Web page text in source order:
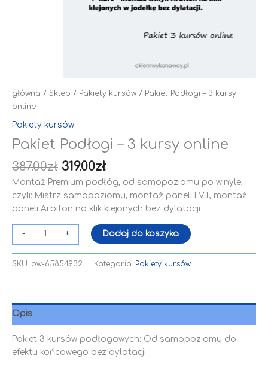
główna / Sklep / Pakiety kursów / Pakiet Podłogi – 3 kursy
online
Pakiety kursów
Pakiet Podłogi – 3 kursy online
387.00zł 319.00zł
Montaż Premium podłóg, od samopoziomu po winyle,
czyli: Mistrz samopoziomu, montaż paneli LVT, montaż
paneli Arbiton na klik klejonych bez dylatacji
- + Dodaj do koszyka
SKU: ow-65854932 Kategoria: Pakiety kursów
Opis
Pakiet 3 kursów podłogowych: Od samopoziomu do
efektu końcowego bez dylatacji.